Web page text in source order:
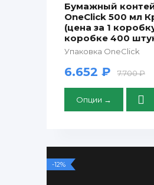
Бумажный
OneClick 500 мл
(цена за 1
коробке 400
Упаковка OneClick
6.652 ₽ 7.700 ₽
Опции →
-12%